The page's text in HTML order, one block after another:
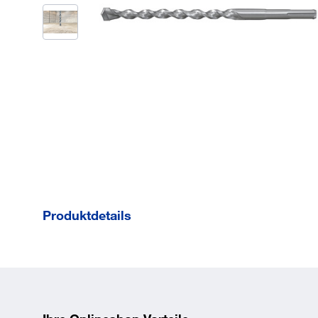
Produktdetails